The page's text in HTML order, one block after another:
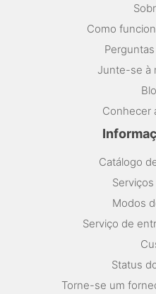
Como
Junte-se à
Conhecer
Catálogo
Modos
Serviço de
Status
Torne-se um